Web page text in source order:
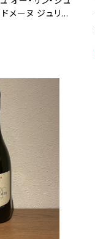
メーヌ ジュリア
750ml